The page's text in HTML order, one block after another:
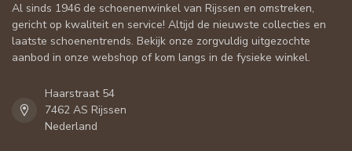
Al sinds 1946 de schoenenwinkel van Rijssen en omstreken,
gericht op kwaliteit en service! Altijd de nieuwste collecties en
laatste schoenentrends. Bekijk onze zorgvuldig uitgezochte
aanbod in onze webshop of kom langs in de fysieke winkel.
Haarstraat 54
7462 AS Rijssen
Nederland